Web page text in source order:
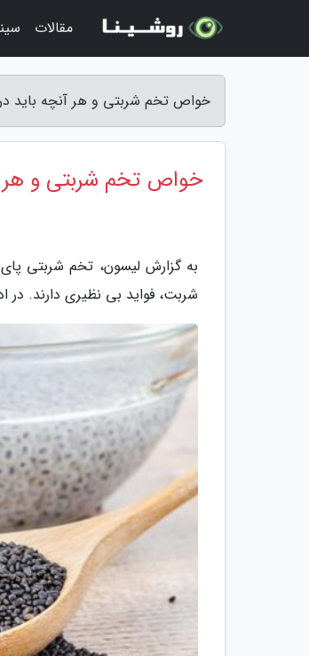
خواص تخم شربتی و هر آنچه باید
خواص تخم شربتی و هر
به گزارش لیسون، تخم شربتی
شربت، فواید بی نظیری دارند. در
مقالات